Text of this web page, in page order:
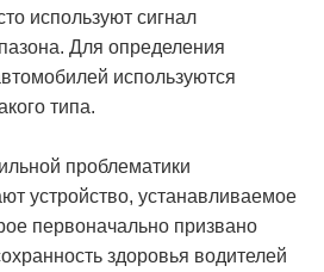
используют сигнал
Для определения
используются
типа.
проблематики
устройство, устанавливаемое
первоначально призвано
здоровья водителей